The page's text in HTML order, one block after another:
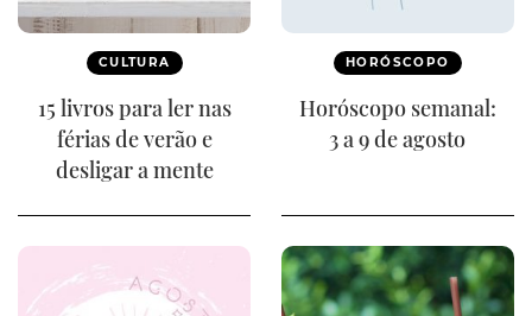
CULTURA
15 livros para ler nas
férias de verão e
desligar a mente
HORÓSCOPO
Horóscopo semanal:
3 a 9 de agosto